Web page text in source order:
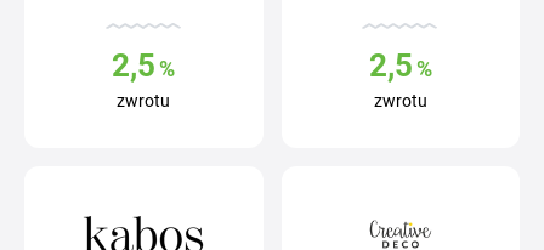
2,5 %
zwrotu
2,5%
zwrotu